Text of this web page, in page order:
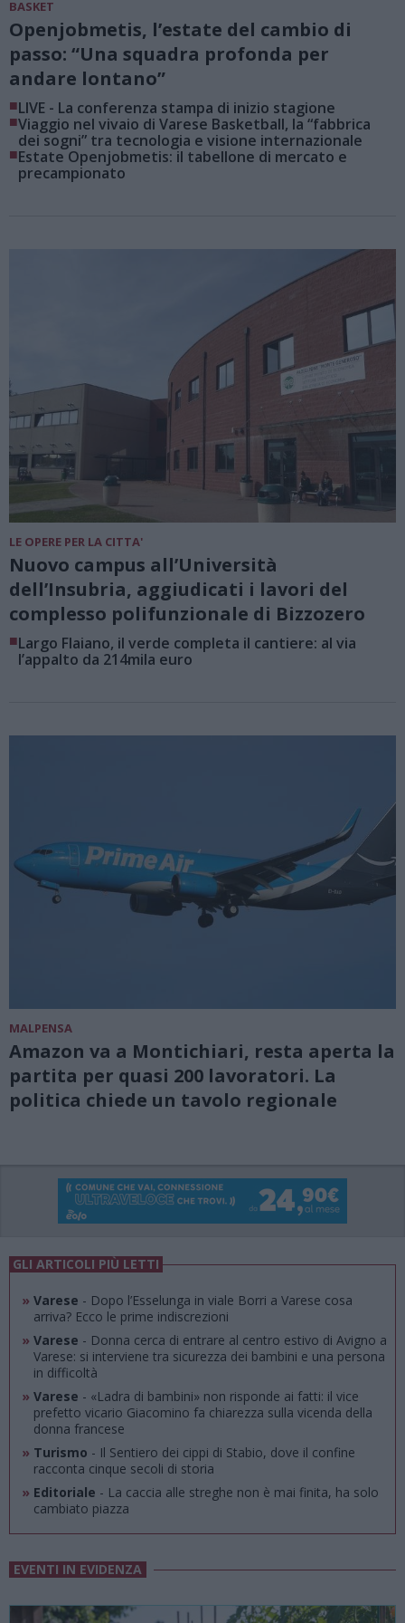
BASKET
Openjobmetis, l’estate del cambio di
passo: “Una squadra profonda per
andare lontano”
■LIVE - La conferenza stampa di inizio stagione
■Viaggio nel vivaio di Varese Basketball, la “fabbrica
dei sogni” tra tecnologia e visione internazionale
■Estate Openjobmetis: il tabellone di mercato e
precampionato
LE OPERE PER LA CITTA'
Nuovo campus all’Università
dell’Insubria, aggiudicati i lavori del
complesso polifunzionale di Bizzozero
■Largo Flaiano, il verde completa il cantiere: al via
l’appalto da 214mila euro
MALPENSA
Amazon va a Montichiari, resta aperta la
partita per quasi 200 lavoratori. La
politica chiede un tavolo regionale
GLI ARTICOLI PIÙ LETTI
» Varese - Dopo l’Esselunga in viale Borri a Varese cosa
arriva? Ecco le prime indiscrezioni
» Varese - Donna cerca di entrare al centro estivo di Avigno a
Varese: si interviene tra sicurezza dei bambini e una persona
in difficoltà
» Varese - «Ladra di bambini» non risponde ai fatti: il vice
prefetto vicario Giacomino fa chiarezza sulla vicenda della
donna francese
» Turismo - Il Sentiero dei cippi di Stabio, dove il confine
racconta cinque secoli di storia
» Editoriale - La caccia alle streghe non è mai finita, ha solo
cambiato piazza
EVENTI IN EVIDENZA